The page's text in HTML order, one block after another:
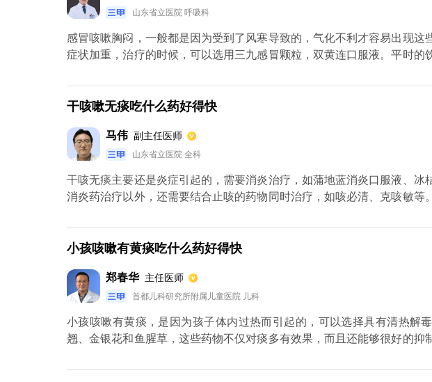
山东省立医院 呼吸科
感冒咳嗽胸闷，一般都是因为受到了风寒导致的，气化不利才容易出现这
症状加重，治疗的时候，可以选用三九感冒颗粒，双黄连口服液。平时的
通，保持空气新鲜。不仅感冒会导致胸闷咳嗽，支气管炎，病毒性心肌炎
医院找明原因。
干咳嗽无痰吃什么药好得快
马伟 副主任医师
山东省立医院 全科
干咳无痰主要还是炎症引起的，需要消炎治疗，如蒲地蓝消炎口服液、冰
消炎药治疗以外，还需要结合止咳的药物同时治疗，如咳必清、克咳敏等
小孩咳嗽有黄痰吃什么药好得快
郑春华 主任医师
首都儿科研究所附属儿童医院 儿科
小孩咳嗽有黄痰，是因为孩子体内过热而引起的，可以选择具有清热解
翘、金银花和鱼腥草，这些药物不仅对痰多有效果，而且还能够很好的抑
受家里人喜爱的，而且制作过程也比较简单。